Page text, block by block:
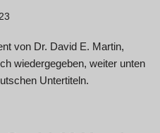
von Dr. David E. Martin,
wiedergegeben, weiter unten
Untertiteln.